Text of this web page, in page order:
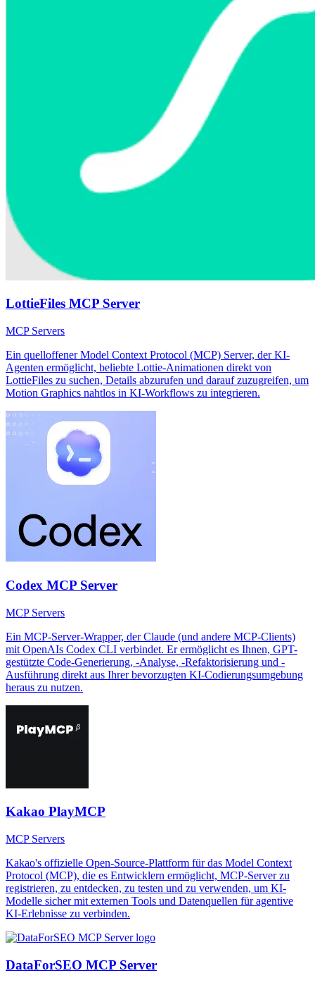
LottieFiles MCP Server
MCP Servers
Ein quelloffener Model Context Protocol (MCP) Server, der KI-
Agenten ermöglicht, beliebte Lottie-Animationen direkt von
LottieFiles zu suchen, Details abzurufen und darauf zuzugreifen, um
Motion Graphics nahtlos in KI-Workflows zu integrieren.
Codex MCP Server
MCP Servers
Ein MCP-Server-Wrapper, der Claude (und andere MCP-Clients)
mit OpenAIs Codex CLI verbindet. Er ermöglicht es Ihnen, GPT-
gestützte Code-Generierung, -Analyse, -Refaktorisierung und -
Ausführung direkt aus Ihrer bevorzugten KI-Codierungsumgebung
heraus zu nutzen.
Kakao PlayMCP
MCP Servers
Kakao's offizielle Open-Source-Plattform für das Model Context
Protocol (MCP), die es Entwicklern ermöglicht, MCP-Server zu
registrieren, zu entdecken, zu testen und zu verwenden, um KI-
Modelle sicher mit externen Tools und Datenquellen für agentive
KI-Erlebnisse zu verbinden.
DataForSEO MCP Server